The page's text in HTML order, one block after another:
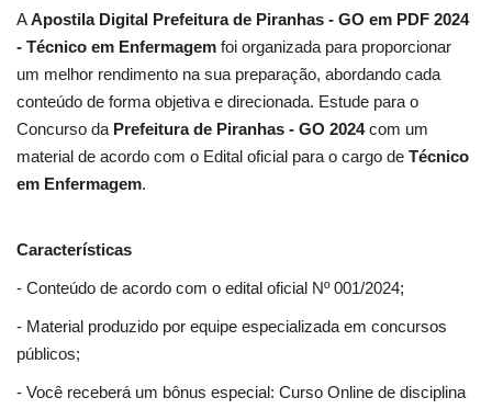
AApostila Digital Prefeitura de Piranhas - GO em PDF 2024
- Técnico em Enfermagem foi organizada para proporcionar
um melhor rendimento na sua preparação, abordando cada
conteúdo de forma objetiva e direcionada. Estude para o
Concurso da Prefeitura de Piranhas - GO 2024com um
material de acordo com o Edital oficial para o cargo de Técnico
em Enfermagem.
Características
- Conteúdo de acordo com o edital oficial Nº 001/2024;
- Material produzido por equipe especializada em concursos
públicos;
- Você receberá um bônus especial: Curso Online de disciplina